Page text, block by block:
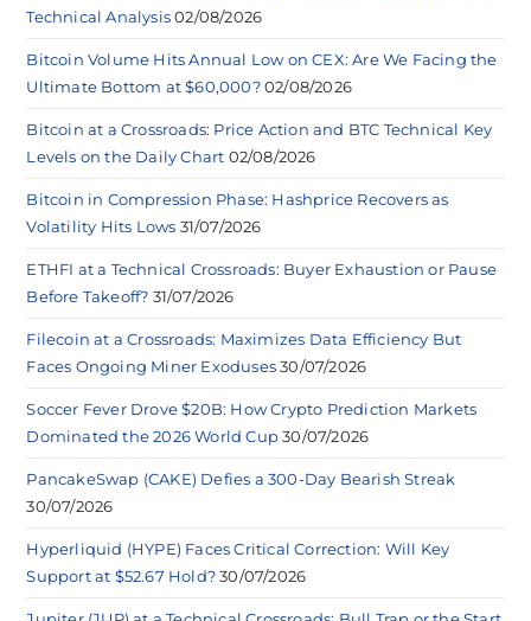
Technical Analysis 02/08/2026
Bitcoin Volume Hits Annual Low on CEX: Are We Facing the
Ultimate Bottom at $60,000? 02/08/2026
Bitcoin at a Crossroads: Price Action and BTC Technical Key
Levels on the Daily Chart 02/08/2026
Bitcoin in Compression Phase: Hashprice Recovers as
Volatility Hits Lows 31/07/2026
ETHFI at a Technical Crossroads: Buyer Exhaustion or Pause
Before Takeoff? 31/07/2026
Filecoin at a Crossroads: Maximizes Data Efficiency But
Faces Ongoing Miner Exoduses 30/07/2026
Soccer Fever Drove $20B: How Crypto Prediction Markets
Dominated the 2026 World Cup 30/07/2026
PancakeSwap (CAKE) Defies a 300-Day Bearish Streak
30/07/2026
Hyperliquid (HYPE) Faces Critical Correction: Will Key
Support at $52.67 Hold? 30/07/2026